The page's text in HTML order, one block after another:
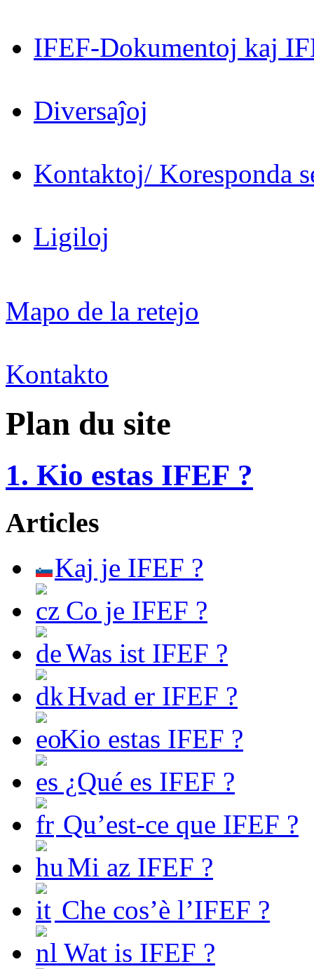
IFEF-Dokumentoj kaj
Diversaĵoj
Kontaktoj/ Koresponda
Ligiloj
Mapo de la retejo
Kontakto
Plan du site
1. Kio estas IFEF ?
Articles
Kaj je IFEF ?
Co je IFEF ?
Was ist IFEF ?
Hvad er IFEF ?
Kio estas IFEF ?
¿Qué es IFEF ?
Qu’est-ce que IFEF ?
Mi az IFEF ?
Che cos’è l’IFEF ?
Wat is IFEF ?